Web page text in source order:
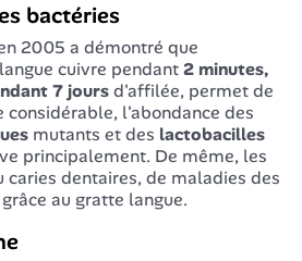
bactéries
2005 a démontré que
cuivre pendant2 minutes,
7 joursd'affilée, permet de
considérable, l'abondance des
mutants et des lactobacilles
principalement. De même, les
caries dentaires, de maladies des
au gratte langue.